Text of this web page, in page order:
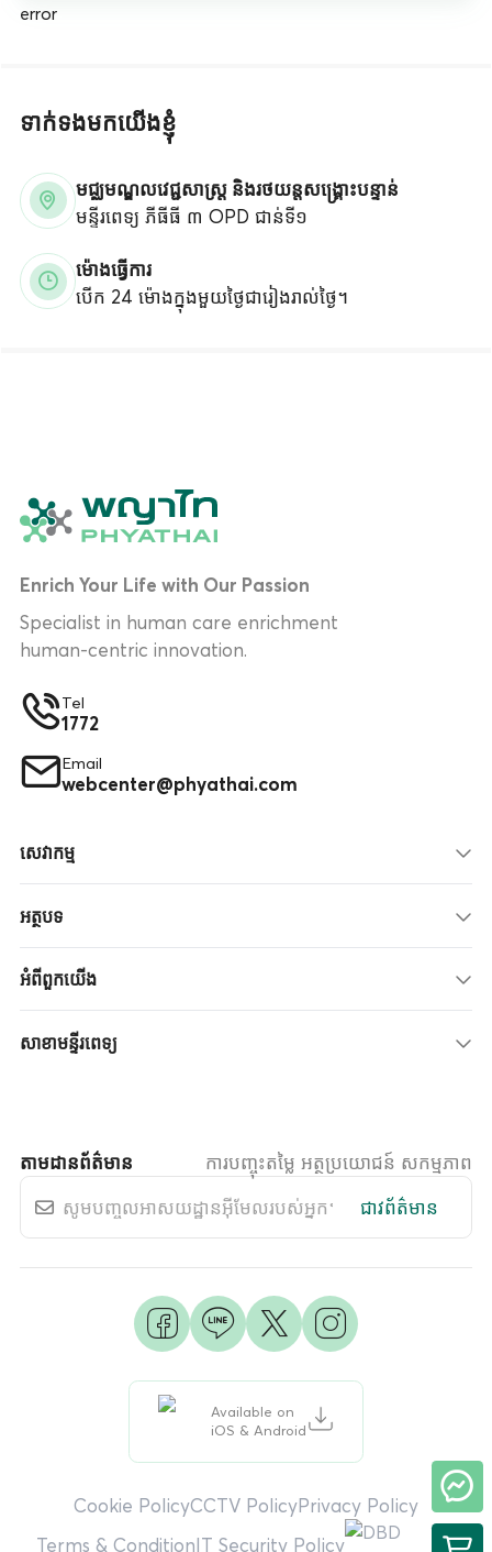
error
ទាក់ទងមកយើងខ្ញុំ
មជ្ឈមណ្ឌលវេជ្ជសាស្ត្រ និងរថយន្តសង្គ្រោះបន្ទាន់
មន្ទីរពេទ្យ ភីធីធី ៣ OPD ជាន់ទី១
ម៉ោងធ្វើការ
បើក 24 ម៉ោងក្នុងមួយថ្ងៃជារៀងរាល់ថ្ងៃ។
Enrich Your Life with Our Passion
Specialist in human care enrichment
human-centric innovation.
Tel
1772
Email
webcenter@phyathai.com
សេវាកម្ម
អត្ថបទ
អំពីពួកយើង
សាខាមន្ទីរពេទ្យ
Available on
iOS & Android
តាមដានព័ត៌មាន
ការបញ្ចុះតម្លៃ អត្ថប្រយោជន៍ សកម្មភាព
ជាវព័ត៌មាន
Cookie PolicyCCTV PolicyPrivacy Policy
Terms & ConditionIT Security Policy